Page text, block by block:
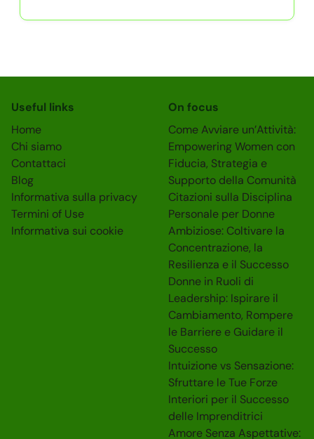
Useful links
Home
Chi siamo
Contattaci
Blog
Informativa sulla privacy
Termini of Use
Informativa sui cookie
On focus
Come Avviare un’Attività:
Empowering Women con
Fiducia, Strategia e
Supporto della Comunità
Citazioni sulla Disciplina
Personale per Donne
Ambiziose: Coltivare la
Concentrazione, la
Resilienza e il Successo
Donne in Ruoli di
Leadership: Ispirare il
Cambiamento, Rompere
le Barriere e Guidare il
Successo
Intuizione vs Sensazione:
Sfruttare le Tue Forze
Interiori per il Successo
delle Imprenditrici
Amore Senza Aspettative: